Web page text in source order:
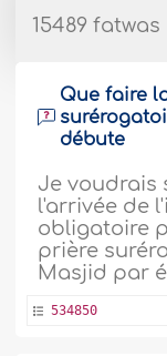
15489 fatwas
Que faire
débute
Je voudrais
l'arrivée de
obligatoire
prière
Masjid par
534850